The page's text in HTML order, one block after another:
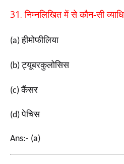
31.निम्नलिखित में से कौन-सी
(a)हीमोफीलिया
(b)ट्यूबरकुलोसिस
(c)कैंसर
(d)पेचिस
Ans:- (a)